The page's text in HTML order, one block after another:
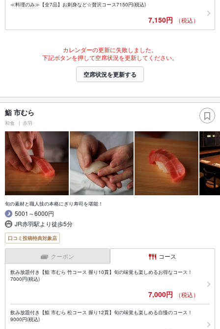
≪料理のみ≫【全7品】お刺身など☆贅沢コース7150円(税込)
7,150円 （税込）
カレンダーの更新に失敗しました。
下記ボタンを押して空席状況を更新してください。
空席状況を更新する
鮨 市むら
和食 赤羽
旬の素材と職人技の本格にぎり寿司を堪能！
5001～6000円
JR赤羽駅より徒歩5分
口コミ投稿特典対象店
クーポン コース
飲み放題付き【鮨 市むら 竹コース 握り10貫】旬の味覚も楽しめるお得なコース！
7000円(税込)
7,000円 （税込）
飲み放題付き【鮨 市むら 松コース 握り12貫】旬の味覚も楽しめる自慢のコース！
9000円(税込)